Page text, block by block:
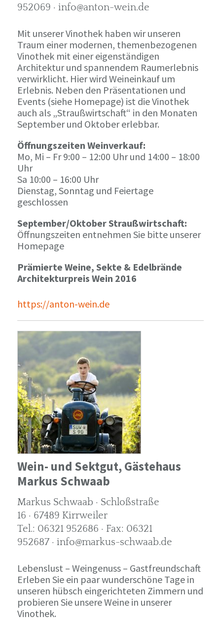
952069 · info@anton-wein.de
Mit unserer Vinothek haben wir unseren
Traum einer modernen, themenbezogenen
Vinothek mit einer eigenständigen
Architektur und spannendem Raumerlebnis
verwirklicht. Hier wird Weineinkauf um
Erlebnis. Neben den Präsentationen und
Events (siehe Homepage) ist die Vinothek
auch als „Straußwirtschaft“ in den Monaten
September und Oktober erlebbar.
Öffnungszeiten Weinverkauf:
Mo, Mi – Fr 9:00 – 12:00 Uhr und 14:00 – 18:00
Uhr
Sa 10:00 – 16:00 Uhr
Dienstag, Sonntag und Feiertage
geschlossen
September/Oktober Straußwirtschaft:
Öffnungszeiten entnehmen Sie bitte unserer
Homepage
Prämierte Weine, Sekte & Edelbrände
Architekturpreis Wein 2016
https://anton-wein.de
Wein- und Sektgut, Gästehaus
Markus Schwaab
Markus Schwaab · Schloßstraße
16 · 67489 Kirrweiler
Tel.: 06321 952686 · Fax: 06321
952687 · info@markus-schwaab.de
Lebenslust – Weingenuss – Gastfreundschaft
Erleben Sie ein paar wunderschöne Tage in
unseren hübsch eingerichteten Zimmern und
probieren Sie unsere Weine in unserer
Vinothek.